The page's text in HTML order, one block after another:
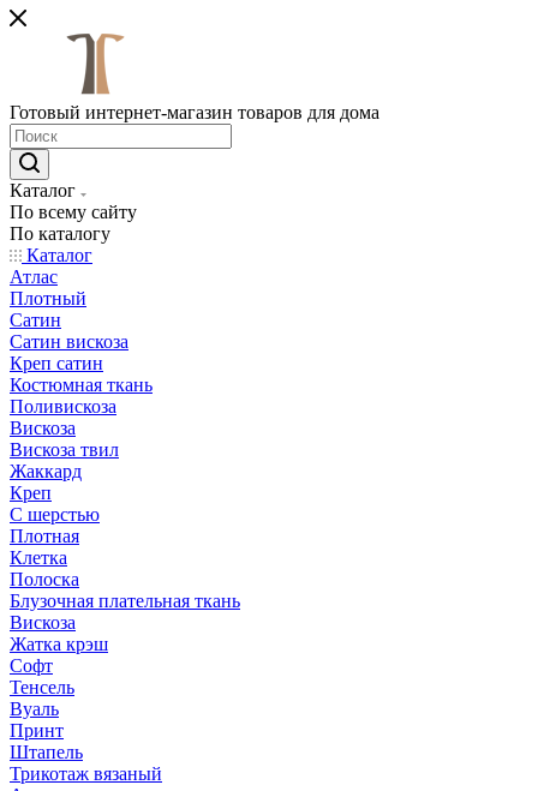
Готовый интернет-магазин товаров для дома
Каталог
По всему сайту
По каталогу
Каталог
Атлас
Плотный
Сатин
Сатин вискоза
Креп сатин
Костюмная ткань
Поливискоза
Вискоза
Вискоза твил
Жаккард
Креп
С шерстью
Плотная
Клетка
Полоска
Блузочная плательная ткань
Вискоза
Жатка крэш
Софт
Тенсель
Вуаль
Принт
Штапель
Трикотаж вязаный